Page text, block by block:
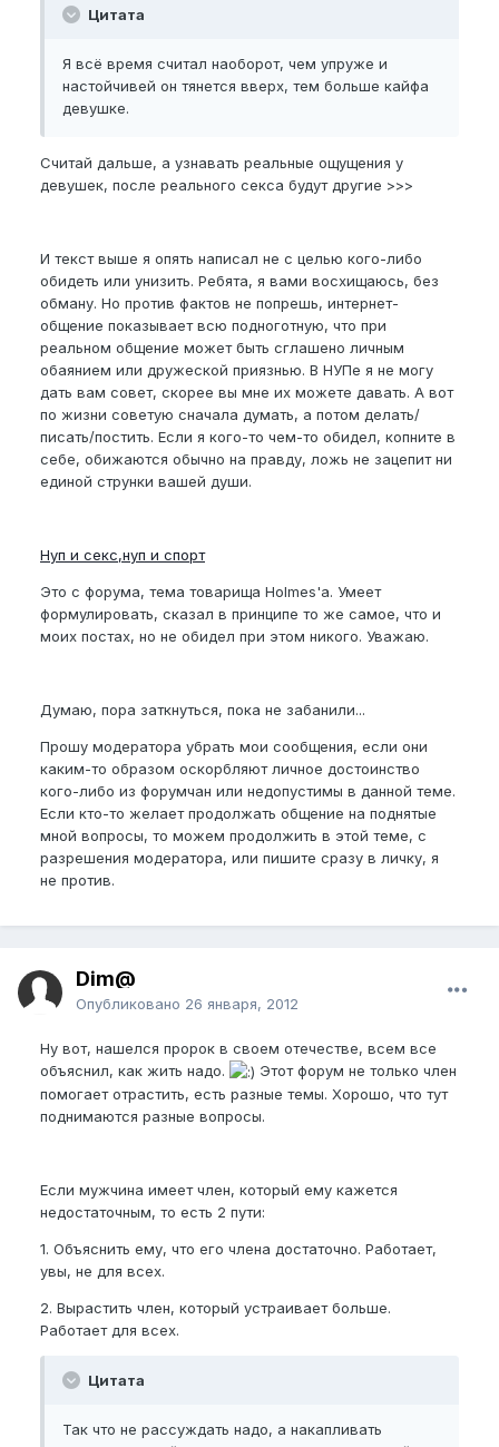
Цитата
Я всё время считал наоборот, чем упруже и
настойчивей он тянется вверх, тем больше кайфа
девушке.
Считай дальше, а узнавать реальные ощущения у
девушек, после реального секса будут другие >>>
И текст выше я опять написал не с целью кого-либо
обидеть или унизить. Ребята, я вами восхищаюсь, без
обману. Но против фактов не попрешь, интернет-
общение показывает всю подноготную, что при
реальном общение может быть сглашено личным
обаянием или дружеской приязнью. В НУПе я не могу
дать вам совет, скорее вы мне их можете давать. А вот
по жизни советую сначала думать, а потом делать/
писать/постить. Если я кого-то чем-то обидел, копните в
себе, обижаются обычно на правду, ложь не зацепит ни
единой струнки вашей души.
Hуп и секс,нуп и спорт
Это с форума, тема товарища Holmes'а. Умеет
формулировать, сказал в принципе то же самое, что и
моих постах, но не обидел при этом никого. Уважаю.
Думаю, пора заткнуться, пока не забанили...
Прошу модератора убрать мои сообщения, если они
каким-то образом оскорбляют личное достоинство
кого-либо из форумчан или недопустимы в данной теме.
Если кто-то желает продолжать общение на поднятые
мной вопросы, то можем продолжить в этой теме, с
разрешения модератора, или пишите сразу в личку, я
не против.
Dim@
Опубликовано 26 января, 2012
Ну вот, нашелся пророк в своем отечестве, всем все
объяснил, как жить надо.
Этот форум не только член
помогает отрастить, есть разные темы. Хорошо, что тут
поднимаются разные вопросы.
Если мужчина имеет член, который ему кажется
недостаточным, то есть 2 пути:
1. Объяснить ему, что его члена достаточно. Работает,
увы, не для всех.
2. Вырастить член, который устраивает больше.
Работает для всех.
Цитата
Так что не рассуждать надо, а накапливать